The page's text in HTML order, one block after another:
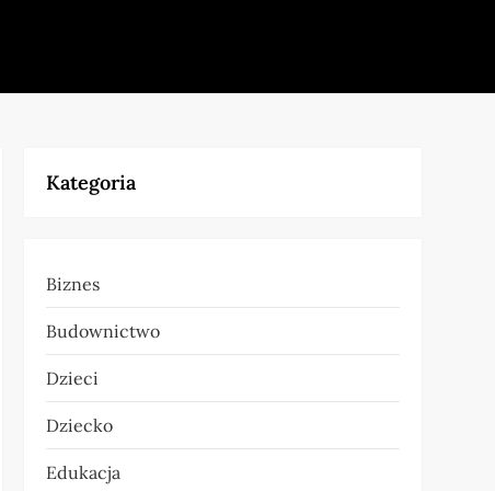
Kategoria
Biznes
Budownictwo
Dzieci
Dziecko
Edukacja